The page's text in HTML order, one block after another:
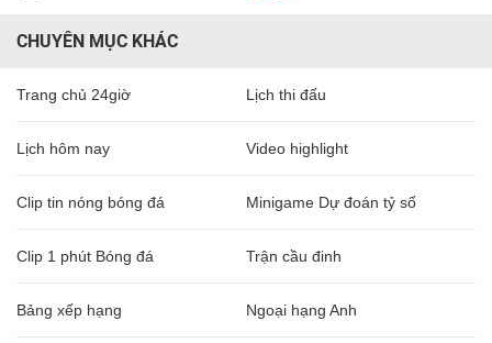
CHUYÊN MỤC KHÁC
Trang chủ 24giờ Lịch thi đấu
Lịch hôm nay Video highlight
Clip tin nóng bóng đá Minigame Dự đoán tỷ số
Clip 1 phút Bóng đá Trận cầu đinh
Bảng xếp hạng Ngoại hạng Anh